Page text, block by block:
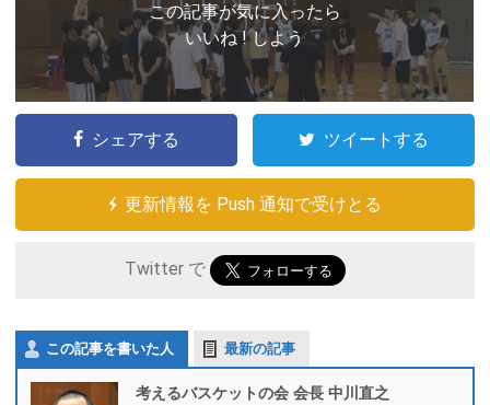
この記事が気に入ったら
いいね ! しよう
シェアする ツイートする
更新情報を Push 通知で受けとる
Twitter で
この記事を書いた人 最新の記事
考えるバスケットの会 会長 中川直之